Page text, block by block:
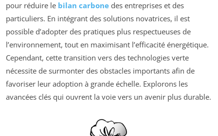
pour réduire le bilan carbone des entreprises et des
particuliers. En intégrant des solutions novatrices, il est
possible d’adopter des pratiques plus respectueuses de
l’environnement, tout en maximisant l’efficacité énergétique.
Cependant, cette transition vers des technologies verte
nécessite de surmonter des obstacles importants afin de
favoriser leur adoption à grande échelle. Explorons les
avancées clés qui ouvrent la voie vers un avenir plus durable.